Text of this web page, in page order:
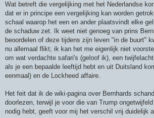
Wat betreft die vergelijking met het Nederlandse
dat er in principe een vergelijking kan worden
schaal waarop het een en ander plaatsvindt elke
de schaduw zet. Ik weet niet genoeg van prins
beoordelen of deze tijdens zijn leven "in de buurt"
nu allemaal flikt; ik kan het me eigenlijk niet
om wat verdachte safari's (geloof ik), een
als je een bepaalde leeftijd hebt en uit Duitsland
eenmaal) en de Lockheed affaire.
Het feit dat ik de wiki-pagina over Bernhards
doorlezen, terwijl je voor die van Trump
nodig hebt, geeft voor mij het verschil vrij duidelijk